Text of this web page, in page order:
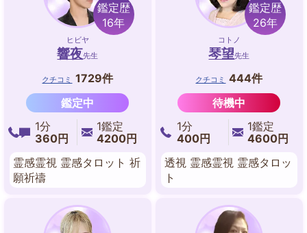
鑑定歴
16年
ヒビヤ
響夜先生
クチコミ
1729件
鑑定中
1分
360円
1鑑定
4200円
霊感霊視 霊感タロット 祈
願祈禱
鑑定歴
26年
コトノ
琴望先生
クチコミ
444件
待機中
1分
400円
1鑑定
4600円
透視 霊感霊視 霊感タロッ
ト